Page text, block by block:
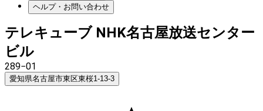
ヘルプ・お問い合わせ
テレキューブ NHK名古屋放送センター
ビル
289−01
愛知県名古屋市東区東桜1-13-3